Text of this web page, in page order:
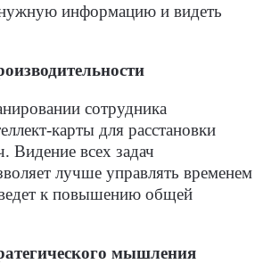
информацию и видеть
сотрудника
карты для расстановки
Видение всех задач
лучше управлять временем
к повышению общей
мышления